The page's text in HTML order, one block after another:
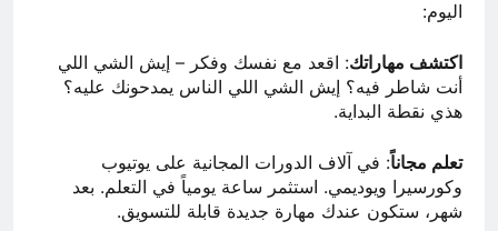
اليوم:
اكتشف مهاراتك: اقعد مع نفسك وفكر – إيش الشي اللي
أنت شاطر فيه؟ إيش الشي اللي الناس يمدحونك عليه؟
هذي نقطة البداية.
تعلم مجاناً: في آلاف الدورات المجانية على يوتيوب
وكورسيرا ويوديمي. استثمر ساعة يومياً في التعلم. بعد
شهر، ستكون عندك مهارة جديدة قابلة للتسويق.